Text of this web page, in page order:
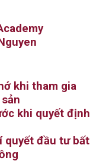
khi tham gia
khi quyết định
quyết đầu tư bất